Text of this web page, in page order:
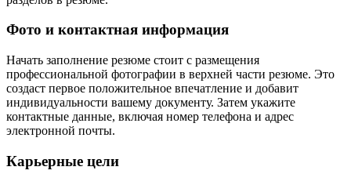
Фото и контактная информация
Начать заполнение резюме стоит с размещения
профессиональной фотографии в верхней части резюме. Это
создаст первое положительное впечатление и добавит
индивидуальности вашему документу. Затем укажите
контактные данные, включая номер телефона и адрес
электронной почты.
Карьерные цели